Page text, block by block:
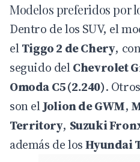
Modelos preferidos por
Dentro de los SUV, el
elTiggo 2 de Chery,
seguido delChevrolet
Omoda C5 (2.240).
son elJolion de GWM,
Territory, Suzuki
además de losHyundai